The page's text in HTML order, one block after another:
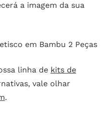
a imagem da sua
em Bambu 2 Peças
linha de kits de
vale olhar
.